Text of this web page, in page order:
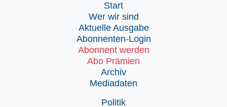
Start
Wer wir sind
Aktuelle Ausgabe
Abonnenten-Login
Abonnent werden
Abo Prämien
Archiv
Mediadaten
Politik